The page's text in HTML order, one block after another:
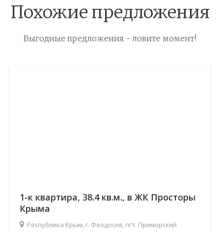
Похожие предложения
Выгодные предложения - ловите момент!
1-к квартира, 38.4 кв.м., в ЖК Просторы
Крыма
Республика Крым, г. Феодосия, пгт. Приморский